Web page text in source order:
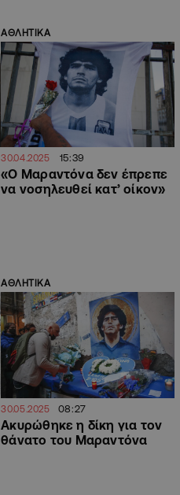
ΑΘΛΗΤΙΚΑ
30.04.2025 15:39
«Ο Μαραντόνα δεν έπρεπε
να νοσηλευθεί κατ’ οίκον»
ΑΘΛΗΤΙΚΑ
30.05.2025 08:27
Ακυρώθηκε η δίκη για τον
θάνατο του Μαραντόνα